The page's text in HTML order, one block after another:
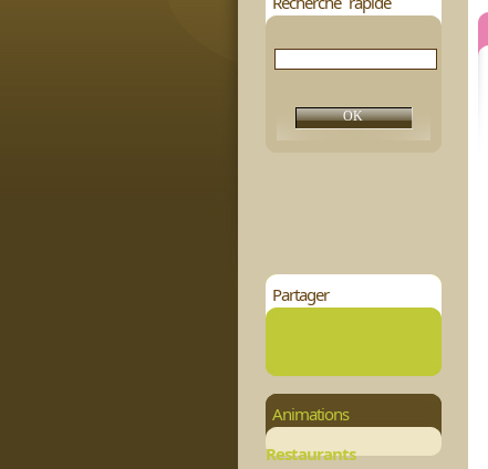
Partager
Animations
Restaurants